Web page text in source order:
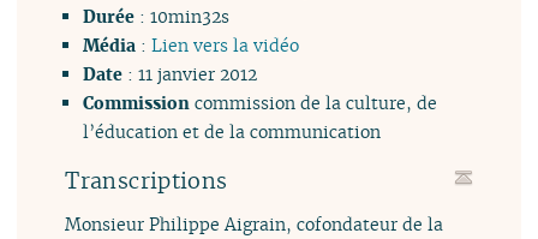
Durée: 10min32s
Média : Lien vers la vidéo
Date: 11 janvier 2012
Commission commission de la culture, de
l’éducation et de la communication
Transcriptions
Monsieur Philippe Aigrain, cofondateur de la